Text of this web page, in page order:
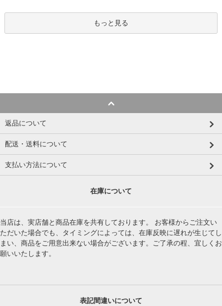
もっと見る
返品について
配送・送料について
支払い方法について
在庫について
当店は、実店舗と商品在庫を共有しております。 お客様からご注文い
ただいた場合でも、タイミングによっては、在庫反映に遅れが生じてし
まい、商品をご用意出来ない場合がございます。ご了承の程、宜しくお
願いいたします。
表記間違いについて